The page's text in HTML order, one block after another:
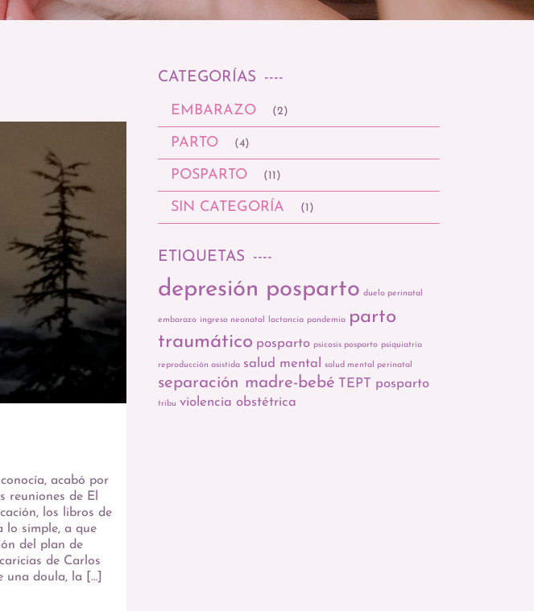
acabó por
reuniones de El
los libros de
lo simple, a que
del plan de
de Carlos
una doula, la […]
CATEGORÍAS
EMBARAZO (2)
PARTO (4)
POSPARTO (11)
SIN CATEGORÍA (1)
ETIQUETAS
depresión posparto duelo perinatal
embarazo ingreso neonatal lactancia pandemia parto
traumático posparto psicosis posparto psiquiatría
reproducción asistida salud mental salud mental perinatal
separación madre-bebé TEPT posparto
tribu violencia obstétrica